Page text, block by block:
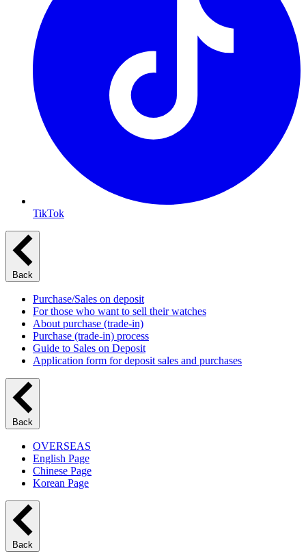
TikTok
Back
Purchase/Sales on deposit
For those who want to sell their watches
About purchase (trade-in)
Purchase (trade-in) process
Guide to Sales on Deposit
Application form for deposit sales and purchases
Back
OVERSEAS
English Page
Chinese Page
Korean Page
Back